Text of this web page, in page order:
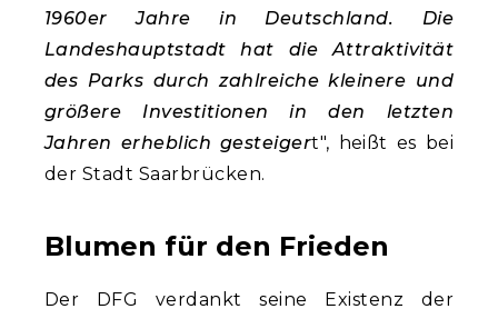
1960er Jahre in Deutschland. Die
Landeshauptstadt hat die Attraktivität
des Parks durch zahlreiche kleinere und
größere Investitionen in den letzten
Jahren erheblich gesteigert", heißt es bei
der Stadt Saarbrücken.
Blumen für den Frieden
Der DFG verdankt seine Existenz der